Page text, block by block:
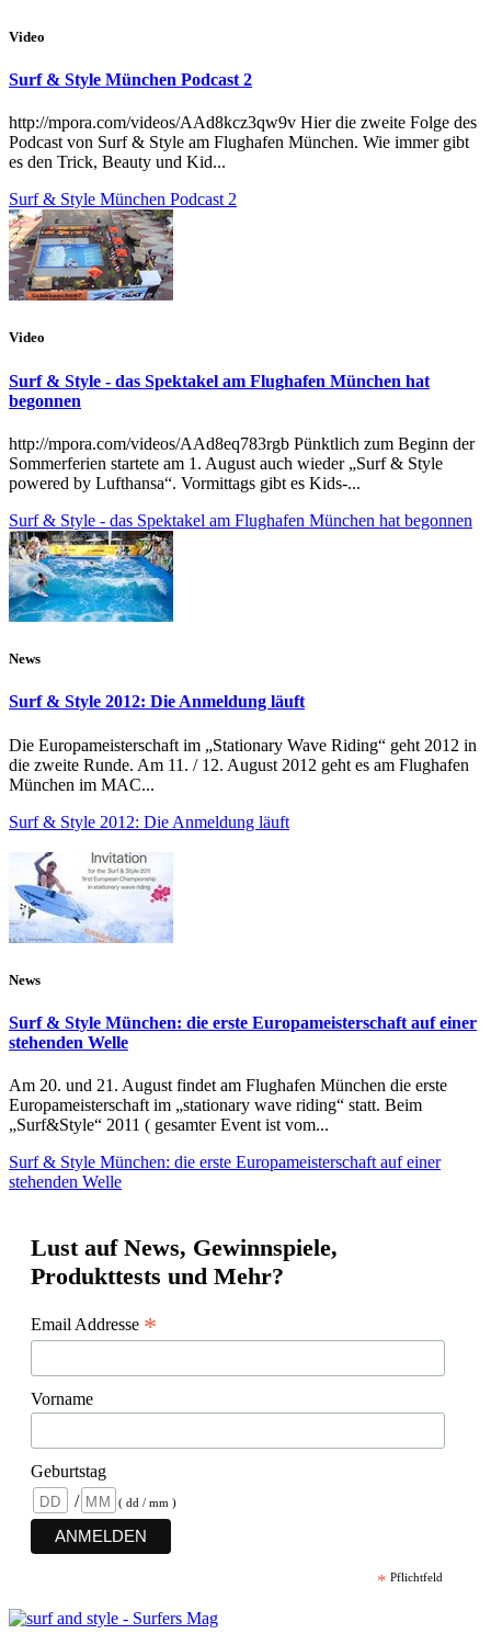
Video
Surf & Style München Podcast 2
http://mpora.com/videos/AAd8kcz3qw9v Hier die zweite Folge des
Podcast von Surf & Style am Flughafen München. Wie immer gibt
es den Trick, Beauty und Kid...
Surf & Style München Podcast 2
Video
Surf & Style - das Spektakel am Flughafen München hat
begonnen
http://mpora.com/videos/AAd8eq783rgb Pünktlich zum Beginn der
Sommerferien startete am 1. August auch wieder „Surf & Style
powered by Lufthansa“. Vormittags gibt es Kids-...
Surf & Style - das Spektakel am Flughafen München hat begonnen
News
Surf & Style 2012: Die Anmeldung läuft
Die Europameisterschaft im „Stationary Wave Riding“ geht 2012 in
die zweite Runde. Am 11. / 12. August 2012 geht es am Flughafen
München im MAC...
Surf & Style 2012: Die Anmeldung läuft
News
Surf & Style München: die erste Europameisterschaft auf einer
stehenden Welle
Am 20. und 21. August findet am Flughafen München die erste
Europameisterschaft im „stationary wave riding“ statt. Beim
„Surf&Style“ 2011 ( gesamter Event ist vom...
Surf & Style München: die erste Europameisterschaft auf einer
stehenden Welle
Lust auf News, Gewinnspiele,
Produkttests und Mehr?
Email Addresse *
Vorname
Geburtstag
/
( dd / mm )
* Pflichtfeld